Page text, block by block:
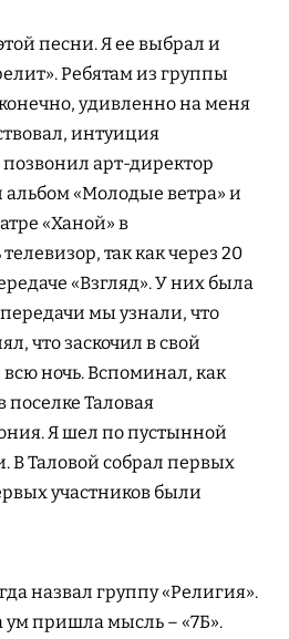
песни. Я ее выбрал и
Ребятам из группы
удивленно на меня
интуиция
арт-директор
«Молодые ветра» и
«Ханой» в
так как через 20
«Взгляд». У них была
мы узнали, что
что заскочил в свой
всю ночь. Вспоминал, как
поселке Таловая
Я шел по пустынной
В Таловой собрал первых
участников были
назвал группу «Религия».
ум пришла мысль – «7Б».